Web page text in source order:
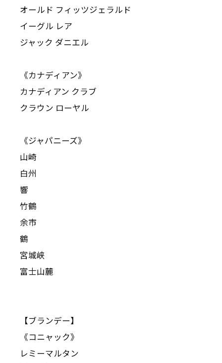
オールド フィッツジェラルド
イーグル レア
ジャック ダニエル
《カナディアン》
カナディアン クラブ
クラウン ローヤル
《ジャパニーズ》
山崎
白州
響
竹鶴
余市
鶴
宮城峡
富士山麓
【ブランデー】
《コニャック》
レミーマルタン